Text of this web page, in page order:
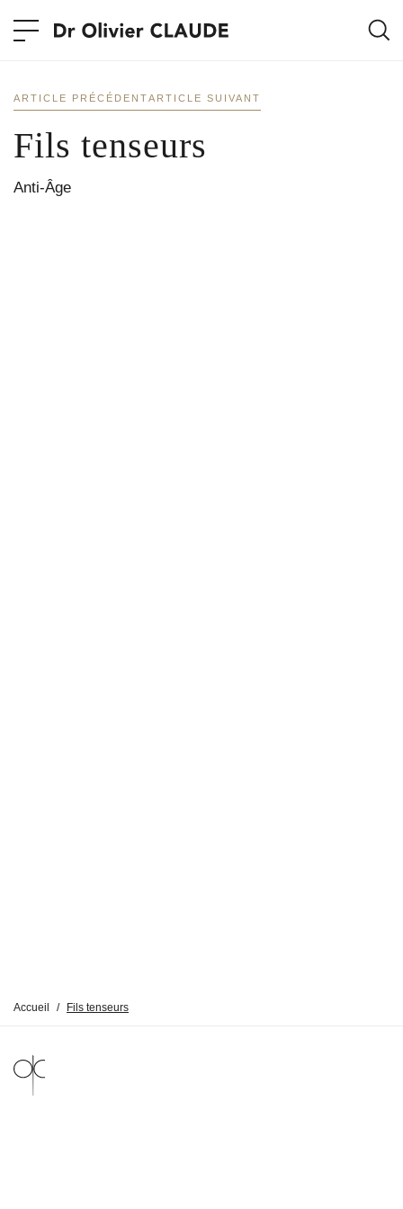
ARTICLE PRÉCÉDENTARTICLE SUIVANT
Fils tenseurs
Anti-Âge
Accueil / Fils tenseurs